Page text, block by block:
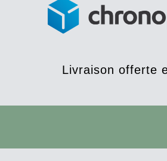
Livraison offerte